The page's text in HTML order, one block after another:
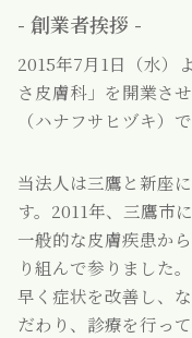
- 創業者挨拶 -
2015年7月1日（水）
さ皮膚科」を開業さ
（ハナフサヒヅキ）で
当法人は三鷹と新座
す。2011年、三鷹市
一般的な皮膚疾患か
り組んで参りました
早く症状を改善し、
だわり、診療を行って